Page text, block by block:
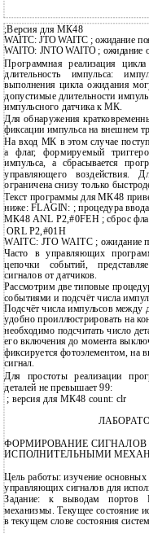
;Версия для МК48
WAITC: JTO WAITC ; ожидание
WAITO: JNTO WAITO ; ожидание
Программная реализация
длительность импульса:
выполнения цикла ожидания
допустимые длительности
импульсного датчика к МК.
Для обнаружения
фиксации импульса на внешнем
На вход МК в этом случае
а флаг, формируемый
импульса, а сбрасывается
управляющего воздействия.
ограничена снизу только
Текст программы для МК48
ниже: FLAGIN: ; процедура
МК48 ANL P2,#0FEH ; сброс
ORL P2,#01H
WAITC: JTO WAITC ; ожидание
Часто в управляющих
цепочки событий,
сигналов от датчиков.
Рассмотрим две типовые
событиями и подсчёт числа
Подсчёт числа импульсов
удобно проиллюстрировать на
необходимо подсчитать число
его включения до момента
фиксируется фотоэлементом, на
сигнал.
Для простоты реализации
деталей не превышает 99:
; версия для МК48 count: clr
ФОРМИРОВАНИЕ СИГНАЛОВ
ИСПОЛНИТЕЛЬНЫМИ
Цель работы: изучение
управляющих сигналов для
Задание: к выводам поpтов
механизмы. Текущее состояние
в текущем слове состояния